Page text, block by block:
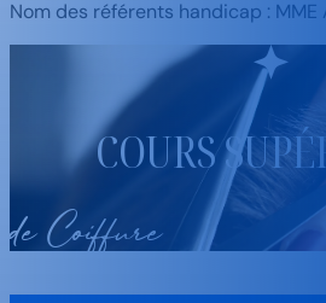
Nom des référents handicap : MME
COURS
de Coiffure